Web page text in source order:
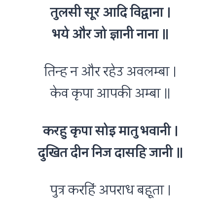
तुलसी सूर आदि विद्वाना ।
भये और जो ज्ञानी नाना ॥
तिन्ह न और रहेउ अवलम्बा ।
केव कृपा आपकी अम्बा ॥
करहु कृपा सोइ मातु भवानी ।
दुखित दीन निज दासहि जानी ॥
पुत्र करहिं अपराध बहूता ।